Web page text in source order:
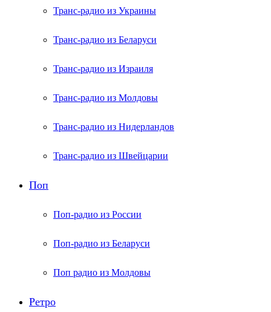
Транс-радио из Украины
Транс-радио из Беларуси
Транс-радио из Израиля
Транс-радио из Молдовы
Транс-радио из Нидерландов
Транс-радио из Швейцарии
Поп
Поп-радио из России
Поп-радио из Беларуси
Поп радио из Молдовы
Ретро